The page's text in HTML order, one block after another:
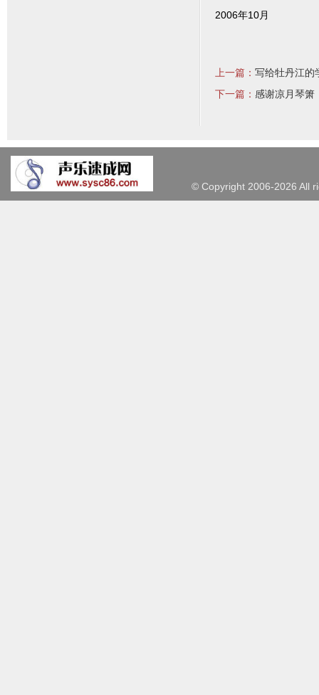
2006年10月
上一篇： 写给牡丹江的
下一篇： 感谢凉月琴箫
©Copyright 2006-2026 All